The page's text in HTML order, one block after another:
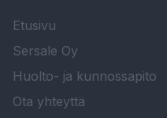
Etusivu
Sersale Oy
Huolto- ja kunnossapito
Ota yhteyttä